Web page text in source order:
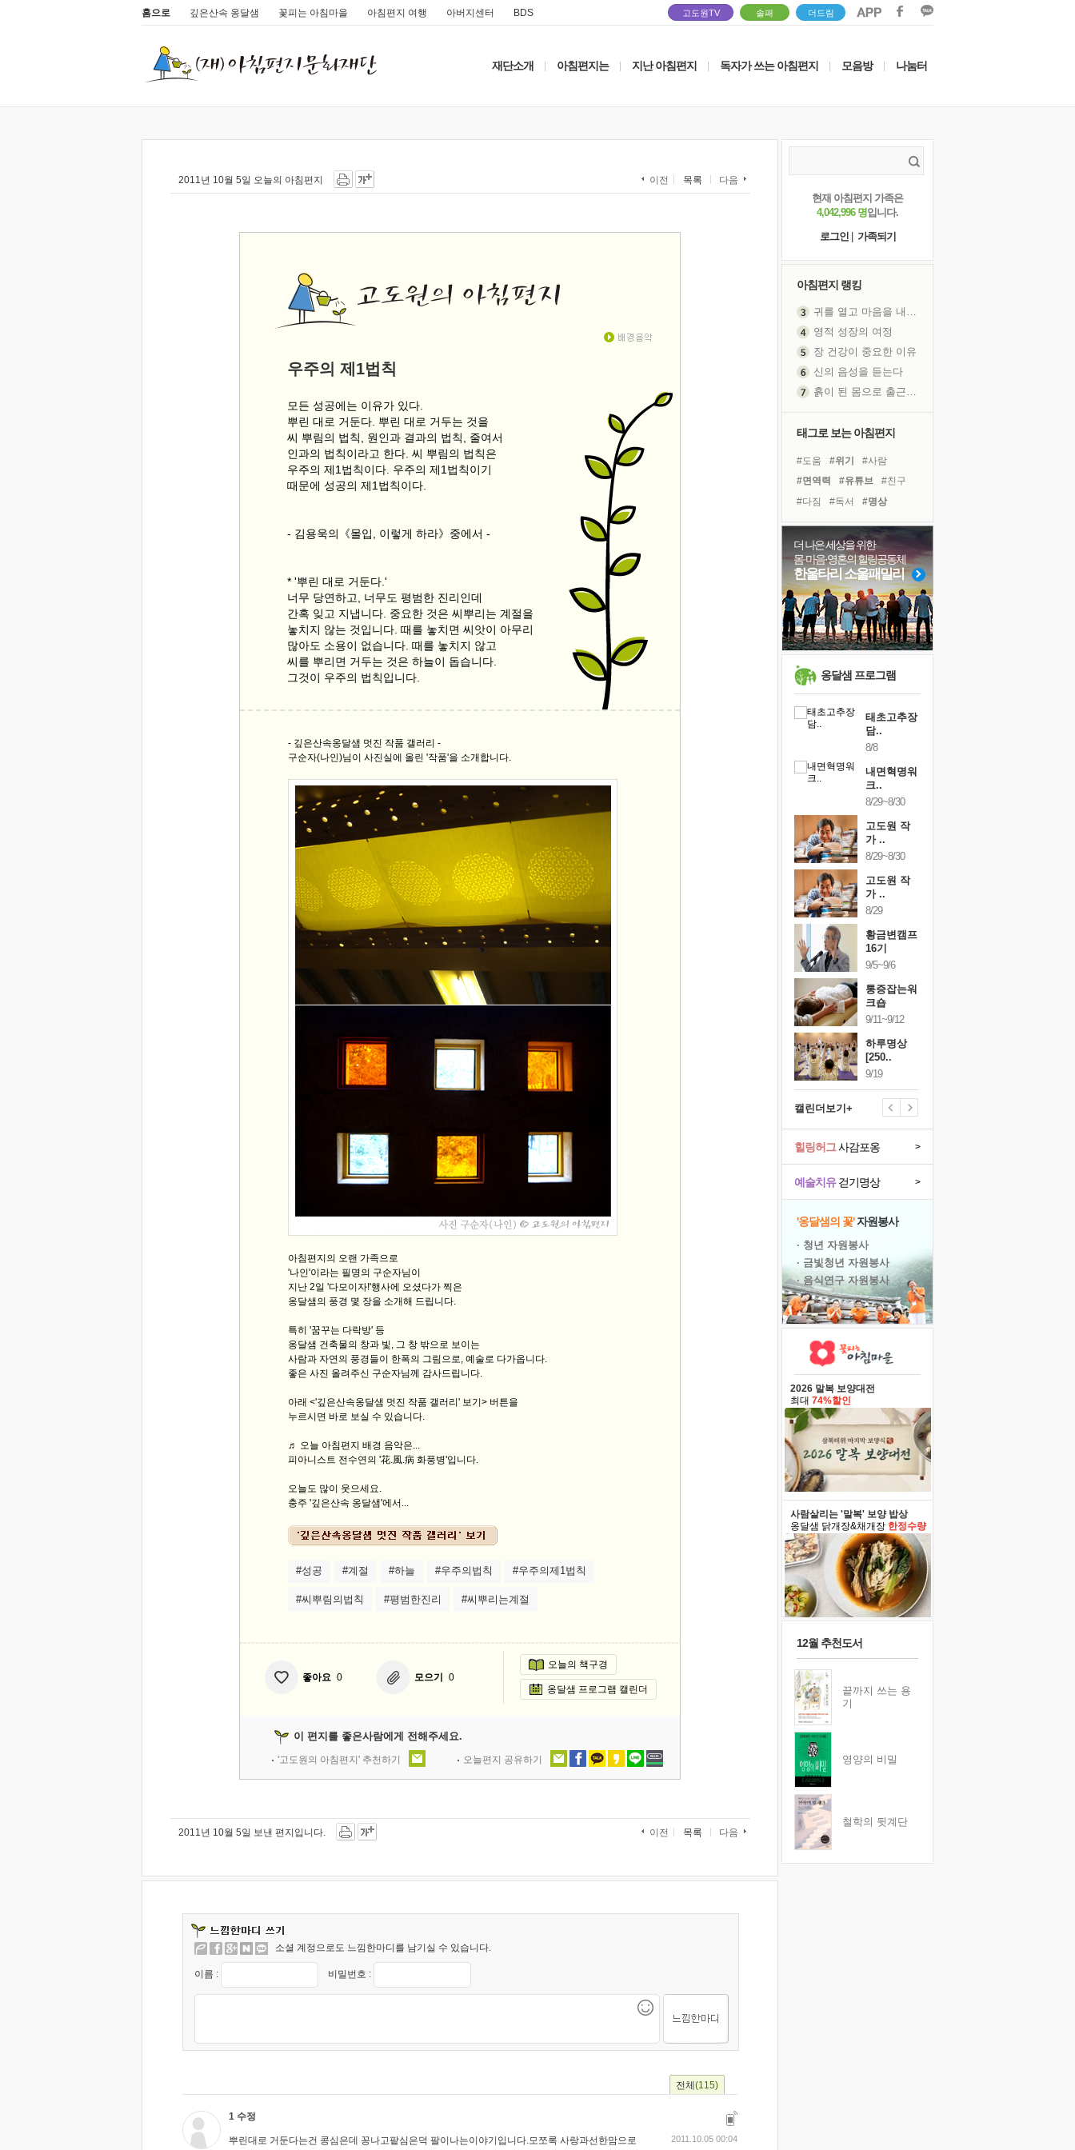
홈으로 깊은산속 옹달샘 꽃피는 아침마을 아침편지 여행 아버지센터 BDS 고도원TV 솔패 더드림
재단소개 아침편지는 지난 아침편지 독자가 쓰는 아침편지 모음방 나눔터
2011년 10월 5일 오늘의 아침편지 이전 목록 다음
우주의 제1법칙
모든 성공에는 이유가 있다.
뿌린 대로 거둔다. 뿌린 대로 거두는 것을
씨 뿌림의 법칙, 원인과 결과의 법칙, 줄여서
인과의 법칙이라고 한다. 씨 뿌림의 법칙은
우주의 제1법칙이다. 우주의 제1법칙이기
때문에 성공의 제1법칙이다.
- 김용욱의《몰입, 이렇게 하라》중에서 -
* '뿌린 대로 거둔다.'
너무 당연하고, 너무도 평범한 진리인데
간혹 잊고 지냅니다. 중요한 것은 씨뿌리는 계절을
놓치지 않는 것입니다. 때를 놓치면 씨앗이 아무리
많아도 소용이 없습니다. 때를 놓치지 않고
씨를 뿌리면 거두는 것은 하늘이 돕습니다.
그것이 우주의 법칙입니다.
- 깊은산속옹달샘 멋진 작품 갤러리 -
구순자(나인)님이 사진실에 올린 '작품'을 소개합니다.
아침편지의 오랜 가족으로
'나인'이라는 필명의 구순자님이
지난 2일 '다모이자!'행사에 오셨다가 찍은
옹달샘의 풍경 몇 장을 소개해 드립니다.
특히 '꿈꾸는 다락방' 등
옹달샘 건축물의 창과 빛, 그 창 밖으로 보이는
사람과 자연의 풍경들이 한폭의 그림으로, 예술로 다가옵니다.
좋은 사진 올려주신 구순자님께 감사드립니다.
아래 <'깊은산속옹달샘 멋진 작품 갤러리' 보기> 버튼을
누르시면 바로 보실 수 있습니다.
♬ 오늘 아침편지 배경 음악은...
피아니스트 전수연의 '花.風.病 화풍병'입니다.
오늘도 많이 웃으세요.
충주 '깊은산속 옹달샘'에서...
#성공 #계절 #하늘 #우주의법칙 #우주의제1법칙
#씨뿌림의법칙 #평범한진리 #씨뿌리는계절
좋아요 0 모으기 0
오늘의 책구경
옹달샘 프로그램 캘린더
이 편지를 좋은사람에게 전해주세요.
'고도원의 아침편지' 추천하기 오늘편지 공유하기
2011년 10월 5일 보낸 편지입니다. 이전 목록 다음
소셜 계정으로도 느낌한마디를 남기실 수 있습니다.
이름 : 비밀번호 :
전체 (115)
1 수정
뿌린대로 거둔다는건 콩심은데 꽁나고팥심은덕 팔이나는이야기입니다.모쪼록 사랑과선한맘으로
2011.10.05 00:04
현재 아침편지 가족은
4,042,996 명입니다.
로그인
가족되기
아침편지 랭킹
귀를 열고 마음을 내어주고
영적 성장의 여정
장 건강이 중요한 이유
신의 음성을 듣는다
흙이 된 몸으로 출근하는 여자
졸업식 사진을 보며
아픈 아버지를 위한 공간 설계
극심한 변비, 어깨결림, 수면 장애
보고 싶은 어머니
유년 시절의 부산 영도 바다
못된 꼰대들
거울 속의 나
희망이란
'모른다'는 것
태그로 보는 아침편지
#도움 #위기
#사람
#면역력
#유튜브
#친구
#다짐
#독서
#명상
#비전캠프
#선택
#아이들
#건강
#극복
#바이러스
#경험
#링컨학교
#힐링
#삶
#계획
#독서캠프
더 나은 세상을 위한
몸·마음·영혼의 힐링공동체
한울타리 소울패밀리
옹달샘 프로그램
태초고추장
담..
8/8
내면혁명워
크..
8/29~8/30
고도원 작
가 ..
8/29~8/30
고도원 작
가 ..
8/29
황금변캠프
16기
9/5~9/6
통증잡는워
크숍
9/11~9/12
하루명상
[250..
9/19
캘린더보기+
예술치유걷기명상 >
힐링허그사감포옹 >
'옹달샘의 꽃'자원봉사
· 청년 자원봉사
· 금빛청년 자원봉사
· 음식연구 자원봉사
2026 말복 보양대전
최대 74%할인
사람살리는 '말복' 보양 밥상
옹달샘 닭개장&채개장 한정수량
12월 추천도서
끝까지 쓰는 용
기
영양의 비밀
철학의 뒷계단